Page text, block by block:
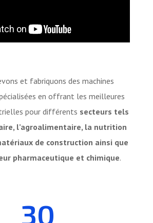
et fabriquons des machines
en offrant les meilleures
pour différents secteurs tels
l’agroalimentaire, la nutrition
de construction ainsi que
pharmaceutique et chimique.
30